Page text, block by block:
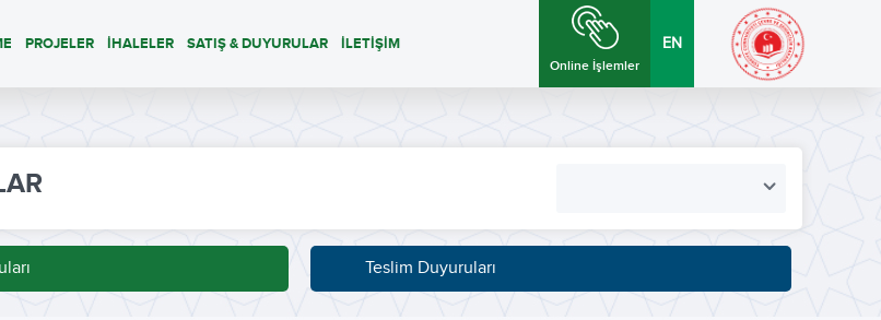
PROJELER İHALELER SATIŞ & DUYURULAR İLETİŞİM
Online İşlemler
EN
Teslim Duyuruları